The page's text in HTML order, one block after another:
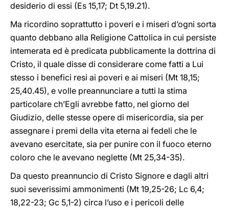
desiderio di essi (Es 15,17; Dt 5,19.21).
Ma ricordino soprattutto i poveri e i miseri d’ogni sorta
quanto debbano alla Religione Cattolica in cui persiste
intemerata ed è predicata pubblicamente la dottrina di
Cristo, il quale disse di considerare come fatti a Lui
stesso i benefici resi ai poveri e ai miseri (Mt 18,15;
25,40.45), e volle preannunciare a tutti la stima
particolare ch’Egli avrebbe fatto, nel giorno del
Giudizio, delle stesse opere di misericordia, sia per
assegnare i premi della vita eterna ai fedeli che le
avevano esercitate, sia per punire con il fuoco eterno
coloro che le avevano neglette (Mt 25,34-35).
Da questo preannuncio di Cristo Signore e dagli altri
suoi severissimi ammonimenti (Mt 19,25-26; Lc 6,4;
18,22-23; Gc 5,1-2) circa l’uso e i pericoli delle